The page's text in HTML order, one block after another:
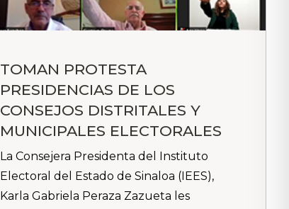
TOMAN PROTESTA
PRESIDENCIAS DE LOS
CONSEJOS DISTRITALES Y
MUNICIPALES ELECTORALES
La Consejera Presidenta del Instituto
Electoral del Estado de Sinaloa (IEES),
Karla Gabriela Peraza Zazueta les